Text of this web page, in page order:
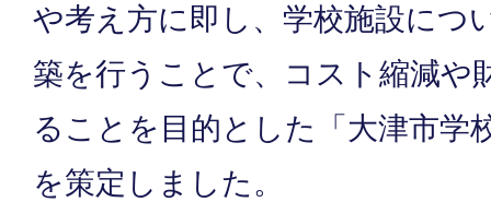
や考え方に即し、学校施設につ
築を行うことで、コスト縮減や
ることを目的とした「大津市学
を策定しました。